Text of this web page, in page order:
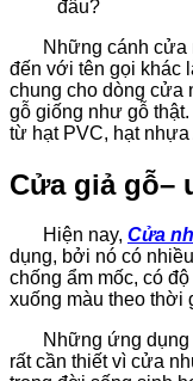
đâu?
Những cánh cửa
đến với tên gọi khác
chung cho dòng cửa
gỗ giống như gỗ
từ hạt PVC, hạt nhựa
Cửa giả gỗ–
Hiện nay, Cửa
dụng, bởi nó có
chống ẩm mốc, có
xuống màu theo thời
Những ứng dụng
rất cần thiết vì cửa